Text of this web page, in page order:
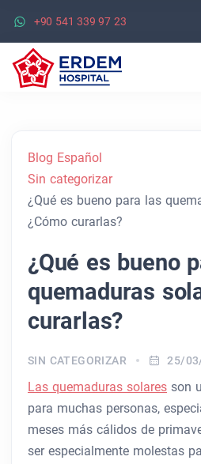
+90 541 339 97 23
Blog Español
Sin categorizar
¿Qué es bueno para las
¿Cómo curarlas?
¿Qué es bueno
quemaduras
curarlas?
SIN CATEGORIZAR 25/
Las quemaduras solares son
para muchas personas,
meses más cálidos de
ser especialmente molestas